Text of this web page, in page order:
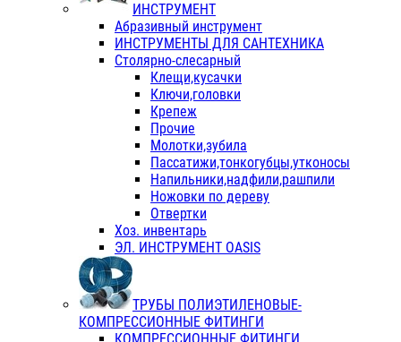
ИНСТРУМЕНТ
Абразивный инструмент
ИНСТРУМЕНТЫ ДЛЯ САНТЕХНИКА
Столярно-слесарный
Клещи,кусачки
Ключи,головки
Крепеж
Прочие
Молотки,зубила
Пассатижи,тонкогубцы,утконосы
Напильники,надфили,рашпили
Ножовки по дереву
Отвертки
Хоз. инвентарь
ЭЛ. ИНСТРУМЕНТ OASIS
ТРУБЫ ПОЛИЭТИЛЕНОВЫЕ-
КОМПРЕССИОННЫЕ ФИТИНГИ